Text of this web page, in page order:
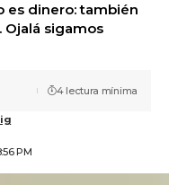
es dinero: también
Ojalá sigamos
PM
4 lectura mínima